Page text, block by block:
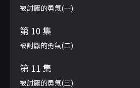
被討厭的勇氣(一)
第 10 集
被討厭的勇氣(二)
第 11 集
被討厭的勇氣(三)